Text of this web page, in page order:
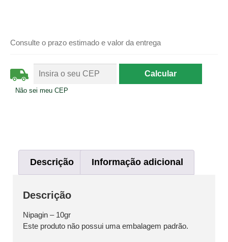
Consulte o prazo estimado e valor da entrega
Não sei meu CEP
Descrição Informação adicional
Descrição
Nipagin – 10gr
Este produto não possui uma embalagem padrão.